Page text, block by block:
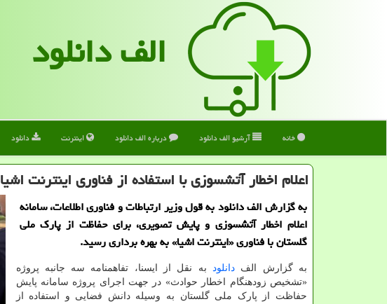
الف دانلود
خانه آرشیو الف دانلود درباره الف دانلود اینترنت دانلود
اعلام اخطار آتشسوزی با استفاده از فناوری اینترنت اشیا
به گزارش الف دانلود به قول وزیر ارتباطات و فناوری اطلاعات، سامانه
اعلام اخطار آتشسوزی و پایش تصویری، برای حفاظت از پارک ملی
گلستان با فناوری «اینترنت اشیا» به بهره برداری رسید.
به گزارش الف دانلودبه نقل از ایسنا، تفاهمنامه سه جانبه پروژه
«تشخیص زودهنگام اخطار حوادث» در جهت اجرای پروژه سامانه پایش
حفاظت از پارک ملی گلستان به وسیله دانش فضایی و استفاده از